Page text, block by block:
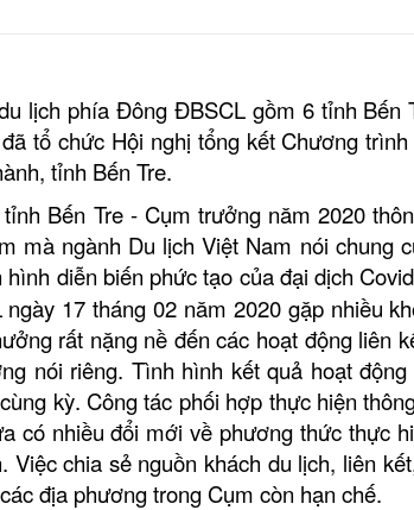
lịch phía Đông ĐBSCL gồm 6 tỉnh Bến
tổ chức Hội nghị tổng kết Chương
tỉnh Bến Tre.
Bến Tre - Cụm trưởng năm 2020
mà ngành Du lịch Việt Nam nói chung
diễn biến phức tạo của đại dịch
ngày 17 tháng 02 năm 2020 gặp nhiều
rất nặng nề đến các hoạt động liên
nói riêng. Tình hình kết quả hoạt
cùng kỳ. Công tác phối hợp thực hiện
có nhiều đổi mới về phương thức thực
Việc chia sẻ nguồn khách du lịch, liên
địa phương trong Cụm còn hạn chế.